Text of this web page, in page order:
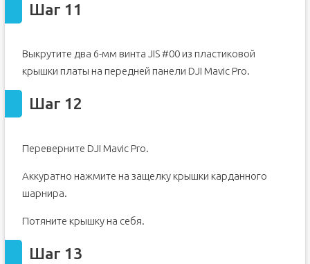
Шаг 11
Выкрутите два 6-мм винта JIS #00 из пластиковой
крышки платы на передней панели DJI Mavic Pro.
Шаг 12
Переверните DJI Mavic Pro.
Аккуратно нажмите на защелку крышки карданного
шарнира.
Потяните крышку на себя.
Шаг 13